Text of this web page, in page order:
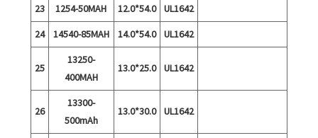
23
1254-50MAH 12.0*54.0
UL1642
24
14540-85MAH 14.0*54.0 UL1642
25
13250-
400MAH
13.0*25.0 UL1642
26
13300-
500mAh
13.0*30.0 UL1642